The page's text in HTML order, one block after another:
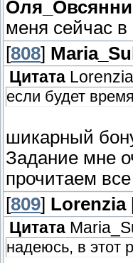
меня сейчас в
[808]
Цитата Lorenzia
если будет
шикарный
Задание мне
прочитаем
[809] Lorenzia
Цитата
надеюсь, в этот